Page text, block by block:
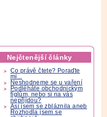
Nejčtenější články
Co právě čtete? Poraďte
mi...
Neshodneme se u vaření
Podléháte obchodnickým
fíglům, nebo si na vás
nepřijdou?
Asi jsem se zbláznila aneb
Rozhodla jsem se